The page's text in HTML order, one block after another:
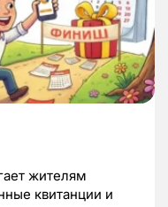
жителям
квитанции и